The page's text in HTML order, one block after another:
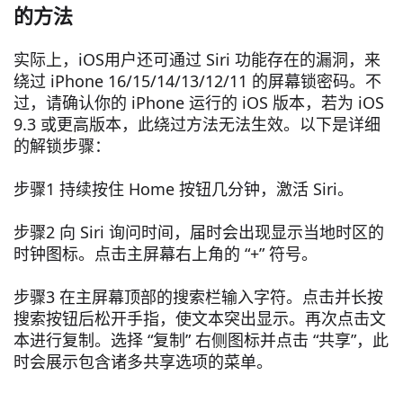
的方法
实际上，iOS用户还可通过 Siri 功能存在的漏洞，来
绕过 iPhone 16/15/14/13/12/11 的屏幕锁密码。不
过，请确认你的 iPhone 运行的 iOS 版本，若为 iOS
9.3 或更高版本，此绕过方法无法生效。以下是详细
的解锁步骤：
步骤1 持续按住 Home 按钮几分钟，激活 Siri。
步骤2 向 Siri 询问时间，届时会出现显示当地时区的
时钟图标。点击主屏幕右上角的 “+” 符号。
步骤3 在主屏幕顶部的搜索栏输入字符。点击并长按
搜索按钮后松开手指，使文本突出显示。再次点击文
本进行复制。选择 “复制” 右侧图标并点击 “共享”，此
时会展示包含诸多共享选项的菜单。